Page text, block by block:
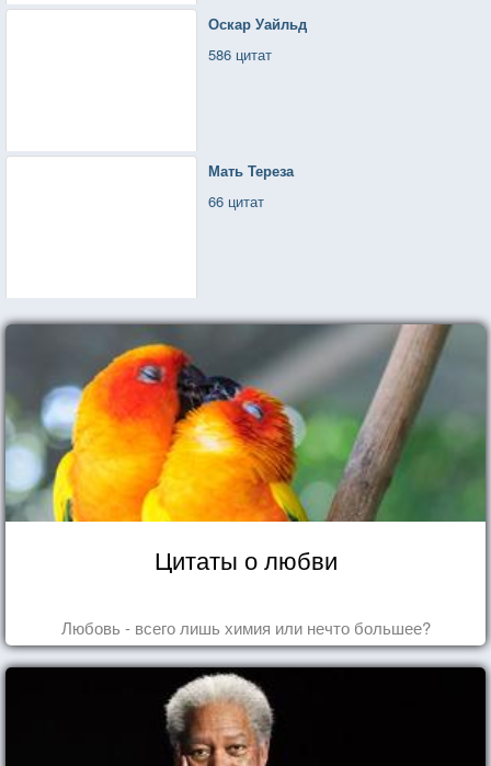
Оскар Уайльд
586 цитат
Мать Тереза
66 цитат
Цитаты о любви
Любовь - всего лишь химия или нечто большее?